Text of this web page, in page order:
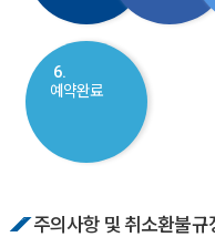
6.
예약완료
주의사항 및 취소환불규